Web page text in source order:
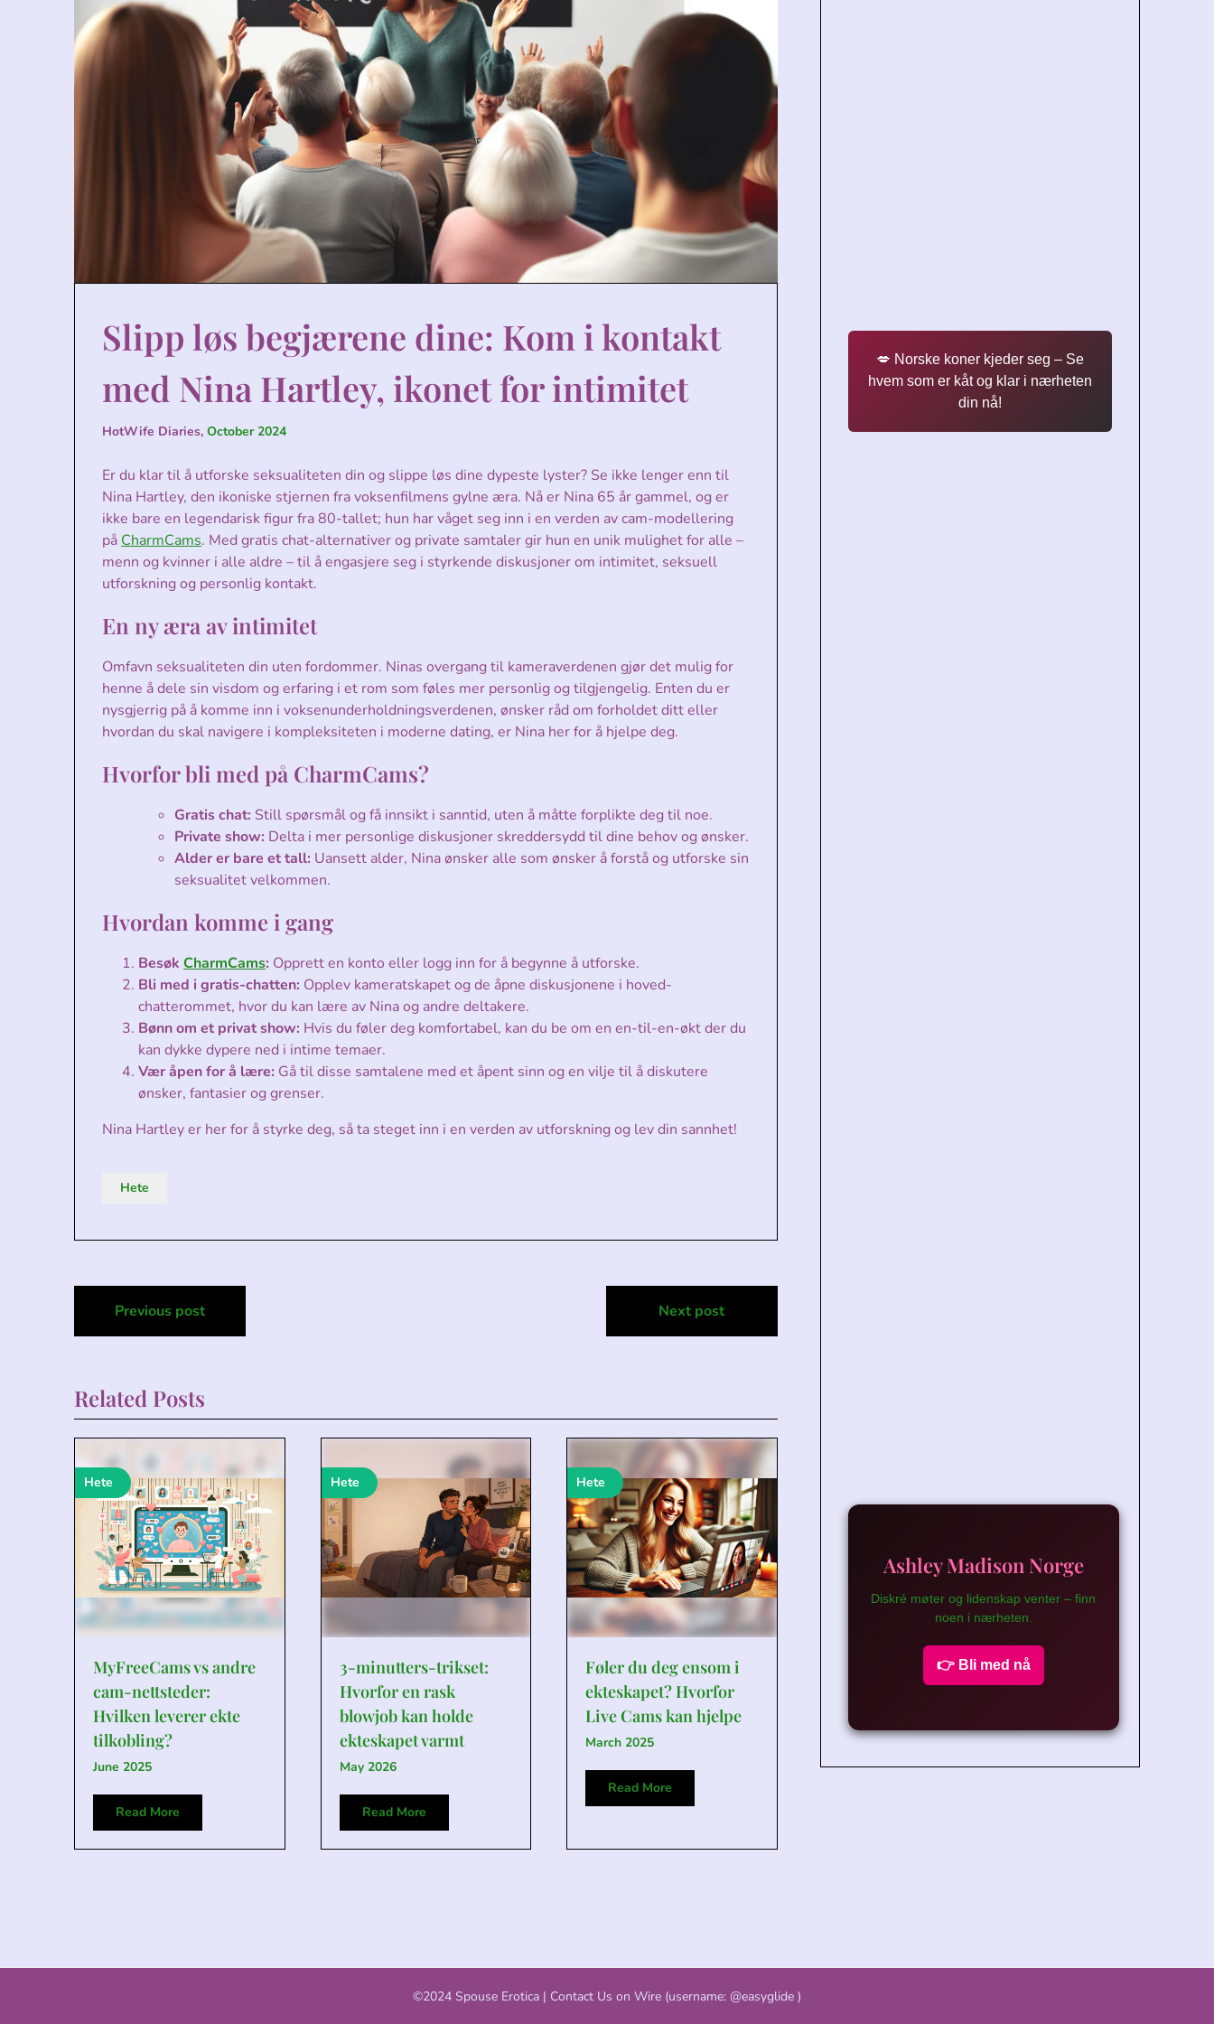
Slipp løs begjærene dine: Kom i kontakt
med Nina Hartley, ikonet for intimitet
HotWife Diaries, October 2024
Er du klar til å utforske seksualiteten din og slippe løs dine dypeste lyster? Se ikke lenger enn til
Nina Hartley, den ikoniske stjernen fra voksenfilmens gylne æra. Nå er Nina 65 år gammel, og er
ikke bare en legendarisk figur fra 80-tallet; hun har våget seg inn i en verden av cam-modellering
på CharmCams. Med gratis chat-alternativer og private samtaler gir hun en unik mulighet for alle –
menn og kvinner i alle aldre – til å engasjere seg i styrkende diskusjoner om intimitet, seksuell
utforskning og personlig kontakt.
En ny æra av intimitet
Omfavn seksualiteten din uten fordommer. Ninas overgang til kameraverdenen gjør det mulig for
henne å dele sin visdom og erfaring i et rom som føles mer personlig og tilgjengelig. Enten du er
nysgjerrig på å komme inn i voksenunderholdningsverdenen, ønsker råd om forholdet ditt eller
hvordan du skal navigere i kompleksiteten i moderne dating, er Nina her for å hjelpe deg.
Hvorfor bli med på CharmCams?
Gratis chat: Still spørsmål og få innsikt i sanntid, uten å måtte forplikte deg til noe.
Private show: Delta i mer personlige diskusjoner skreddersydd til dine behov og ønsker.
Alder er bare et tall: Uansett alder, Nina ønsker alle som ønsker å forstå og utforske sin
seksualitet velkommen.
Hvordan komme i gang
Besøk CharmCams: Opprett en konto eller logg inn for å begynne å utforske.
Bli med i gratis-chatten: Opplev kameratskapet og de åpne diskusjonene i hoved-
chatterommet, hvor du kan lære av Nina og andre deltakere.
Bønn om et privat show: Hvis du føler deg komfortabel, kan du be om en en-til-en-økt der du
kan dykke dypere ned i intime temaer.
Vær åpen for å lære: Gå til disse samtalene med et åpent sinn og en vilje til å diskutere
ønsker, fantasier og grenser.
Nina Hartley er her for å styrke deg, så ta steget inn i en verden av utforskning og lev din sannhet!
Hete
Post
navigation
Previous post Next post
Related Posts
Hete
MyFreeCams vs andre
cam-nettsteder:
Hvilken leverer ekte
tilkobling?
June 2025
Read More
Hete
3-minutters-trikset:
Hvorfor en rask
blowjob kan holde
ekteskapet varmt
May 2026
Read More
Hete
Føler du deg ensom i
ekteskapet? Hvorfor
Live Cams kan hjelpe
March 2025
Read More
💋 Norske koner kjeder seg – Se
hvem som er kåt og klar i nærheten
din nå!
Ashley Madison Norge
Diskré møter og lidenskap venter – finn
noen i nærheten.
👉 Bli med nå
©2024 Spouse Erotica | Contact Us on Wire (username: @easyglide )